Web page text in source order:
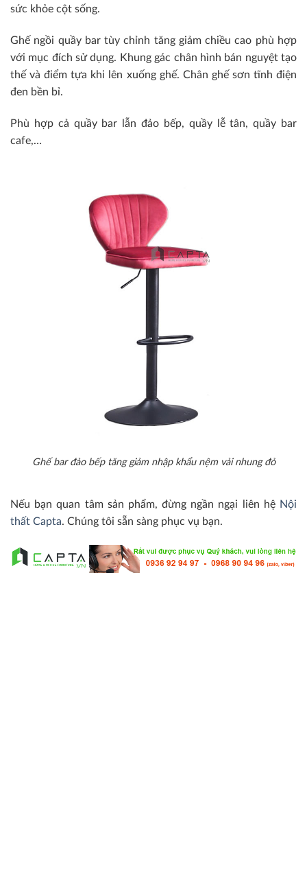
sức khỏe cột sống.
Ghế ngồi quầy bar tùy chỉnh tăng giảm chiều cao phù hợp
với mục đích sử dụng. Khung gác chân hình bán nguyệt tạo
thế và điểm tựa khi lên xuống ghế. Chân ghế sơn tĩnh điện
đen bền bỉ.
Phù hợp cả quầy bar lẫn đảo bếp, quầy lễ tân, quầy bar
cafe,…
Ghế bar đảo bếp tăng giảm nhập khẩu nệm vải nhung đỏ
Nếu bạn quan tâm sản phẩm, đừng ngần ngại liên hệ Nội
thất Capta. Chúng tôi sẵn sàng phục vụ bạn.